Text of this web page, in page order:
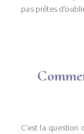
pas prêtes
C’est la question